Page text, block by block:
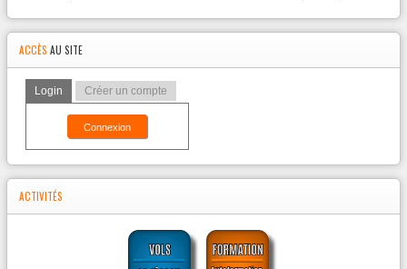
ACCÈS AU SITE
Login Créer un compte
Connexion
ACTIVITÉS